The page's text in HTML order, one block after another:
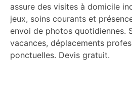
assure des visites à domicile
jeux, soins courants et
envoi de photos quotidiennes.
vacances, déplacements
ponctuelles. Devis gratuit.